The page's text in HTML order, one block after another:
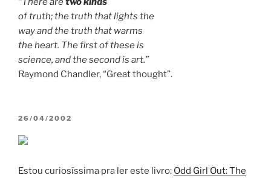
of truth; the truth that lights the
way and the truth that warms
the heart. The first of these is
science, and the second is art.”
Raymond Chandler, “Great thought”.
POSTED
26/04/2002
Estou curiosíssima pra ler este livro: Odd Girl Out: The